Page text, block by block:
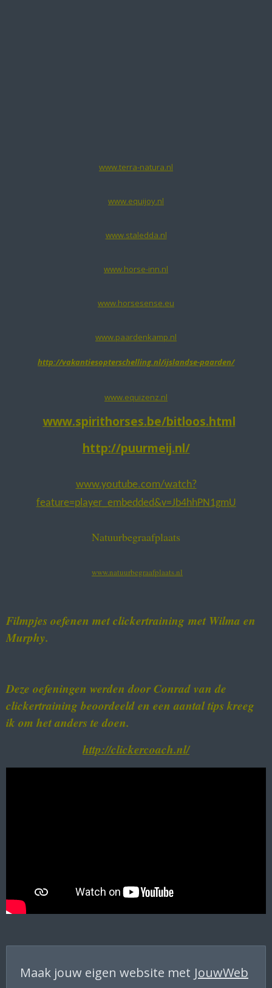
www.terra-natura.nl
www.equijoy.nl
www.staledda.nl
www.horse-inn.nl
www.horsesense.eu
www.paardenkamp.nl
http://vakantiesopterschelling.nl/ijslandse-paarden/
www.equizenz.nl
www.spirithorses.be/bitloos.html
http://puurmeij.nl/
www.youtube.com/watch?
feature=player_embedded&v=Jb4hhPN1gmU
Natuurbegraafplaats
www.natuurbegraafplaats.nl
Filmpjes oefenen met clickertraining met Wilma en
Murphy.
Deze oefeningen werden door Conrad van de
clickertraining beoordeeld en een aantal tips kreeg
ik om het anders te doen.
http://clickercoach.nl/
Maak jouw eigen website met JouwWeb